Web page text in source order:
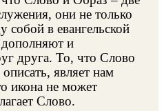
они не только
собой в евангельской
и
друга. То, что Слово
являет нам
икона не может
Слово.